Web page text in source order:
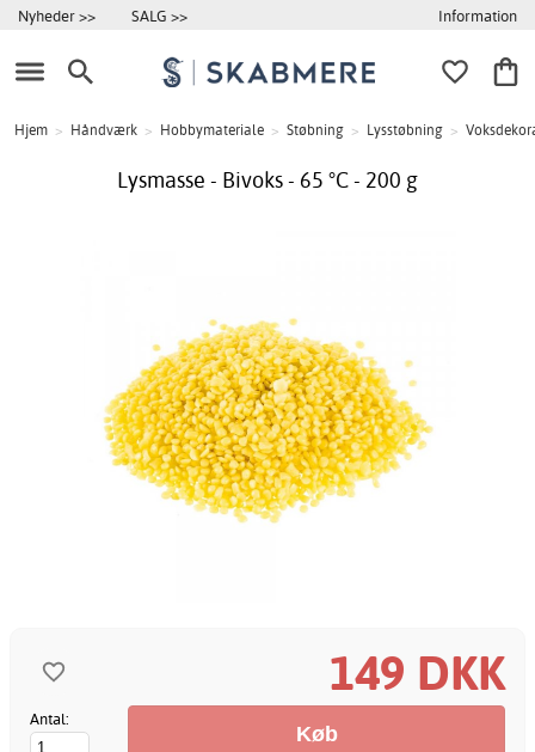
Nyheder >> SALG >> Information
Hjem > Håndværk > Hobbymateriale > Støbning > Lysstøbning >
Lysmasse - Bivoks - 65 °C - 200 g
149 DKK
Antal: